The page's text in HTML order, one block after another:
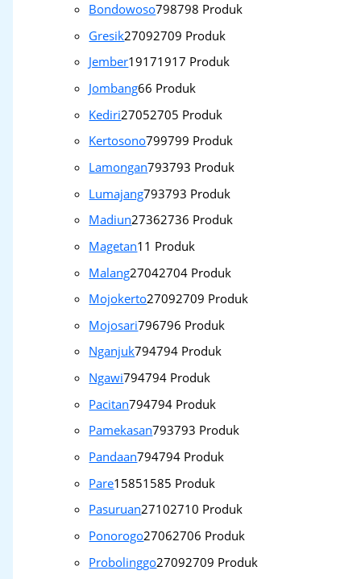
Bondowoso798798 Produk
Gresik27092709 Produk
Jember19171917 Produk
Jombang66 Produk
Kediri27052705 Produk
Kertosono799799 Produk
Lamongan793793 Produk
Lumajang793793 Produk
Madiun27362736 Produk
Magetan1 1 Produk
Malang27042704 Produk
Mojokerto27092709 Produk
Mojosari796796 Produk
Nganjuk794794 Produk
Ngawi794794 Produk
Pacitan794794 Produk
Pamekasan793793 Produk
Pandaan794794 Produk
Pare15851585 Produk
Pasuruan27102710 Produk
Ponorogo27062706 Produk
Probolinggo27092709 Produk